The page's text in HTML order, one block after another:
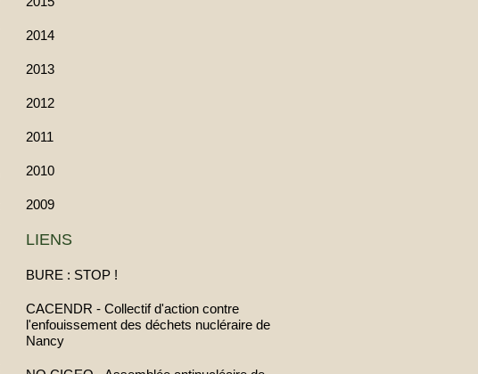
2014
2013
2012
2011
2010
2009
LIENS
BURE : STOP !
CACENDR - Collectif d'action contre
l'enfouissement des déchets nucléraire de
Nancy